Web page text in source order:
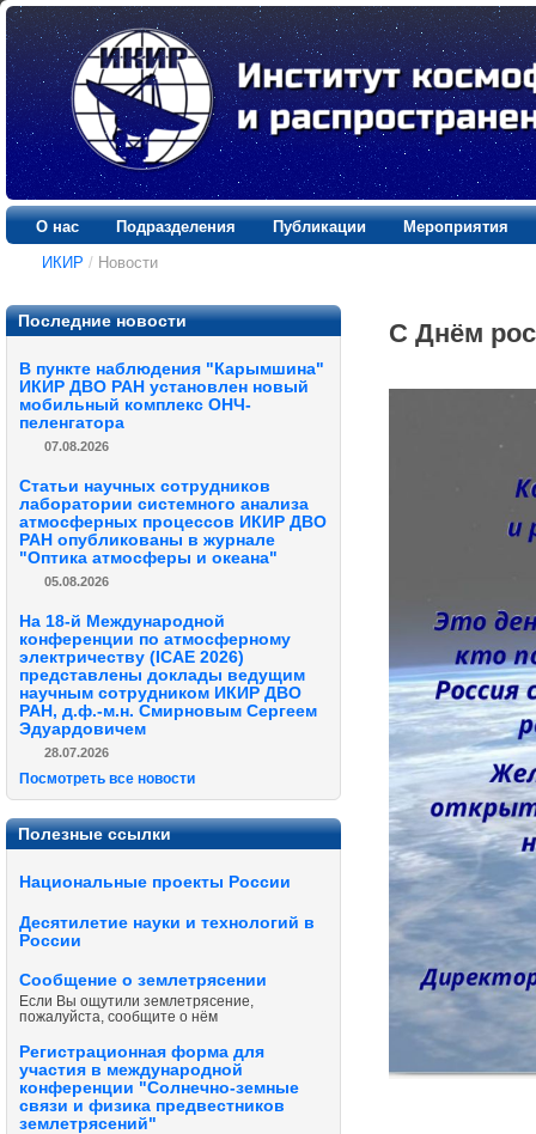
О нас Подразделения Публикации
Мероприятия
ИКИР / Новости
Последние новости
В пункте наблюдения "Карымшина"
ИКИР ДВО РАН установлен новый
мобильный комплекс ОНЧ-
пеленгатора
07.08.2026
Статьи научных сотрудников
лаборатории системного анализа
атмосферных процессов ИКИР ДВО
РАН опубликованы в журнале
"Оптика атмосферы и океана"
05.08.2026
На 18-й Международной
конференции по атмосферному
электричеству (ICAE 2026)
представлены доклады ведущим
научным сотрудником ИКИР ДВО
РАН, д.ф.-м.н. Смирновым Сергеем
Эдуардовичем
28.07.2026
Посмотреть все новости
Полезные ссылки
Национальные проекты России
Десятилетие науки и технологий в
России
Сообщение о землетрясении
Если Вы ощутили землетрясение,
пожалуйста, сообщите о нём
Регистрационная форма для
участия в международной
конференции "Солнечно-земные
связи и физика предвестников
землетрясений"
С Днём